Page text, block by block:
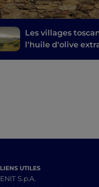
Les villages
l'huile d'olive
LIENS UTILES
ENIT S.p.A.